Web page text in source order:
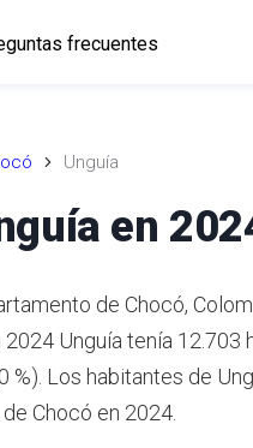
frecuentes
Unguía
en
de Chocó,
2024 Unguía tenía 12.703
%). Los habitantes de
Chocó en 2024.